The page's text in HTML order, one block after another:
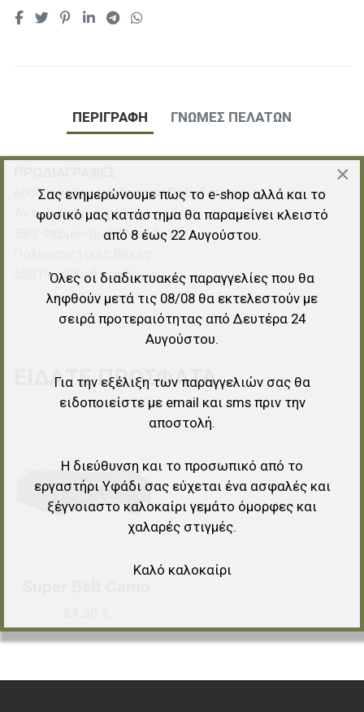
ΠΕΡΙΓΡΑΦΉ ΓΝΏΜΕΣ ΠΕΛΑΤΏΝ
600D υψηλής ποιότητας Πολυέστερ
Αντιιδρωτική φόδρα
SBS Φερμουάρ POM ιμάντες
550 ParaCord κορδόνια
ΕΊΔΑΤΕ ΠΡΌΣΦΑΤΑ
Προσθήκη στα αγαπημένα
Προσθήκη για σύγκριση
Γρήγορη ματιά
×
Σας ενημερώνουμε πως το e-shop αλλά και το
φυσικό μας κατάστημα θα παραμείνει κλειστό
από 8 έως 22 Αυγούστου.
Όλες οι διαδικτυακές παραγγελίες που θα
ληφθούν μετά τις 08/08 θα εκτελεστούν με
σειρά προτεραιότητας από Δευτέρα 24
Αυγούστου.
Για την εξέλιξη των παραγγελιών σας θα
ειδοποιείστε με email και sms πριν την
αποστολή.
Η διεύθυνση και το προσωπικό από το
εργαστήρι Υφάδι σας εύχεται ένα ασφαλές και
ξέγνοιαστο καλοκαίρι γεμάτο όμορφες και
χαλαρές στιγμές.
Καλό καλοκαίρι